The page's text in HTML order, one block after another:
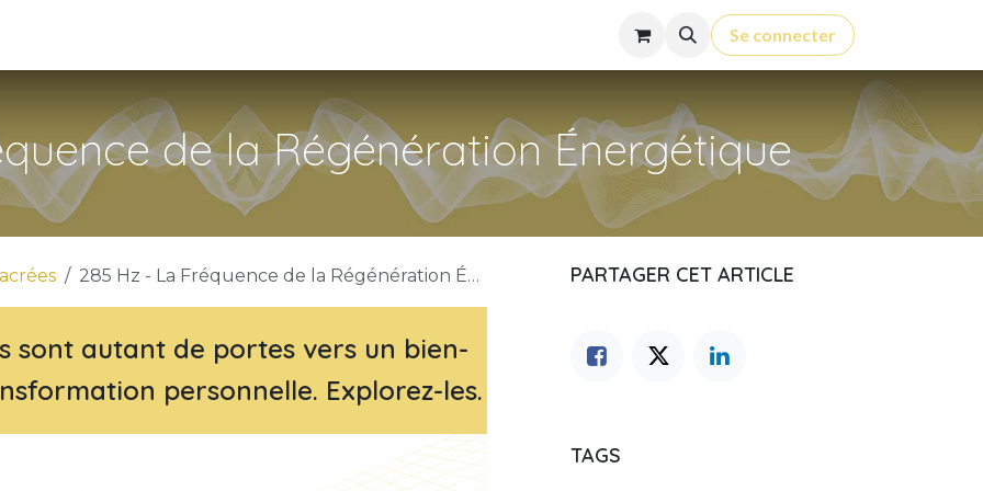
Cours Se connecter
de la Régénération Énergétique
285 Hz - La Fréquence de la Régénération Énergétique
sont autant de portes vers un bien-
personnelle. Explorez-les.
PARTAGER CET ARTICLE
TAGS